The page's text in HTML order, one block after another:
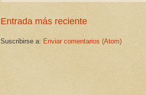
Entrada más reciente
Suscribirse a: Enviar comentarios (Atom)